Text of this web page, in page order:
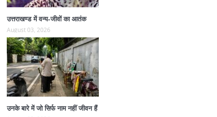
उत्तराखण्ड में वन्य-जीवों का आतंक
August 03, 2026
उनके बारे में जो सिर्फ नाम नहीं जीवन हैं